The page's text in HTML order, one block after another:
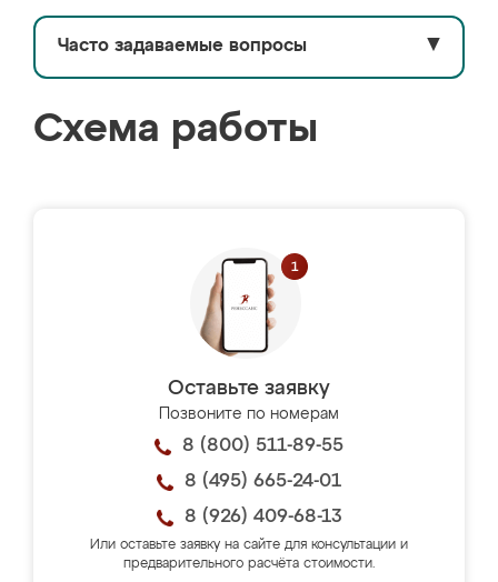
Часто задаваемые вопросы ▼
Схема работы
Оставьте заявку
Позвоните по номерам
8 (800) 511-89-55
8 (495) 665-24-01
8 (926) 409-68-13
Или оставьте заявку на сайте для консультации и
предварительного расчёта стоимости.